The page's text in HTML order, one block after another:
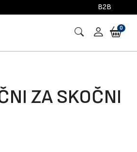
B2B
0
ZA SKOČNI